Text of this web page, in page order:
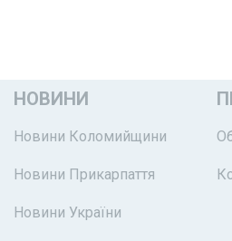
НОВИНИ
Новини Коломийщини
Новини Прикарпаття
Новини України